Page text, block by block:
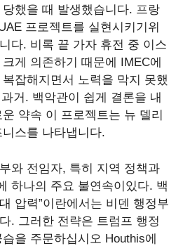
했을 때 발생했습니다. 프랑
프로젝트를 실현시키기위
다. 비록 끝 가자 휴전 중 이스
게 의존하기 때문에 IMEC에
잡해지면서 노력을 막지 못했
과거 . 백악관이 쉽게 결론을 내
운 약속 이 프로젝트는 뉴 델리
스를 나타냅니다.
와 전임자, 특히 지역 정책과
하나의 주요 불연속이있다. 백
압력”이란에서는 비덴 행정부
. 그러한 전략은 트럼프 행정
습을 주문하십시오 Houthis에